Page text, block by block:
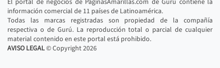
información comercial de 11 países de Latinoamérica.
Todas las marcas registradas son propiedad de la compañía
respectiva o de Gurú. La reproducción total o parcial de cualquier
material contenido en este portal está prohibido.
AVISO LEGAL© Copyright2026